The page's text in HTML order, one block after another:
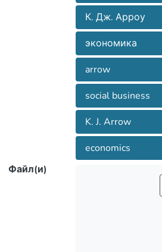
К. Дж. Арроу
экономика
arrow
social business
K. J. Arrow
economics
Файл(и)